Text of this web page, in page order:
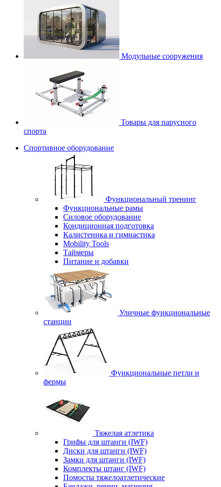
Модульные сооружения
Товары для парусного
спорта
Спортивное оборудование
Функциональный тренинг
Функциональные рамы
Силовое оборудование
Кондиционная подготовка
Калистеника и гимнастика
Mobility Tools
Таймеры
Питание и добавки
Уличные функциональные
станции
Функциональные петли и
фермы
Тяжелая атлетика
Грифы для штанги (IWF)
Диски для штанги (IWF)
Замки для штанги (IWF)
Комплекты штанг (IWF)
Помосты тяжелоатлетические